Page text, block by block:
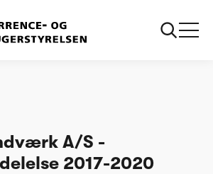
2020
A/S -
2017-2020